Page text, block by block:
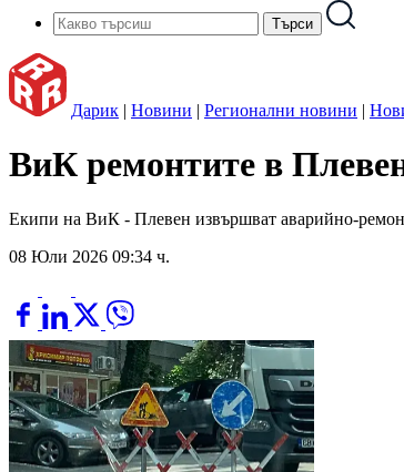
Дарик | Новини | Регионални новини |
ВиК ремонтите в
Екипи на ВиК - Плевен извършват аварийно-
08 Юли 2026 09:34 ч.